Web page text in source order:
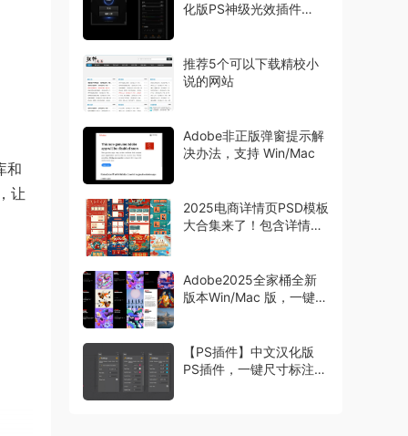
和
让
化版PS神级光效插件
推荐5个可以下载精校小
说的网站
Adobe非正版弹窗提示解
决办法，支持 Win/Mac
2025电商详情页PSD模板
大合集来了！包含详情页
Adobe2025全家桶全新
版本Win/Mac 版，一键安
【PS插件】中文汉化版
PS插件，一键尺寸标注工